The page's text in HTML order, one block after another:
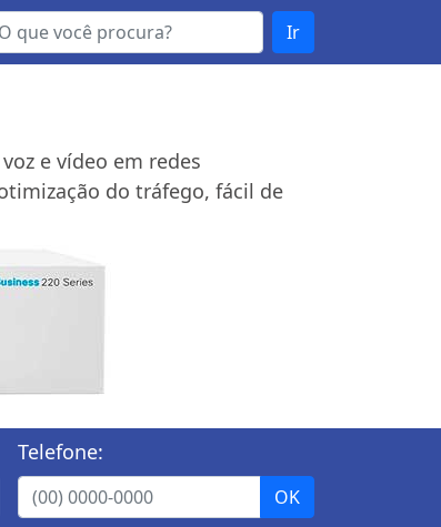
Ir
e vídeo em redes
do tráfego, fácil de
Telefone: